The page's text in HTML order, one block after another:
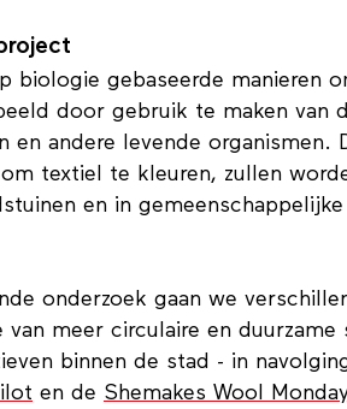
biologie gebaseerde manieren
door gebruik te maken van
en andere levende organismen.
textiel te kleuren, zullen
en in
onderzoek gaan we
van meer circulaire en duurzame
binnen de stad - in